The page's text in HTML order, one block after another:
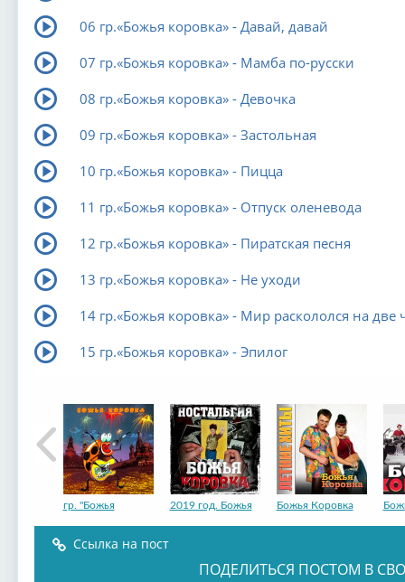
06 гр.«Божья коровка» - Давай, давай
07 гр.«Божья коровка» - Мамба по-русски
08 гр.«Божья коровка» - Девочка
09 гр.«Божья коровка» - Застольная
10 гр.«Божья коровка» - Пицца
11 гр.«Божья коровка» - Отпуск оленевода
12 гр.«Божья коровка» - Пиратская песня
13 гр.«Божья коровка» - Не уходи
14 гр.«Божья коровка» - Мир раскололся на две
15 гр.«Божья коровка» - Эпилог
гр. "Божья 2019 год. Божья Божья Коровка
Ссылка на пост
ПОДЕЛИТЬСЯ ПОСТОМ В